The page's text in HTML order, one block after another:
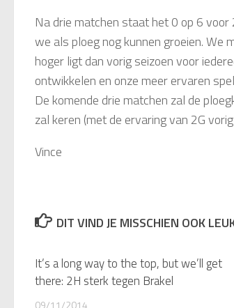
Na drie matchen staat het 0 op 6
we als ploeg nog kunnen groeien. We
hoger ligt dan vorig seizoen voor
ontwikkelen en onze meer ervaren
De komende drie matchen zal de
zal keren (met de ervaring van 2G
Vince
DIT VIND JE MISSCHIEN OOK
It’s a long way to the top, but we’ll get
there: 2H sterk tegen Brakel
09/11/2014